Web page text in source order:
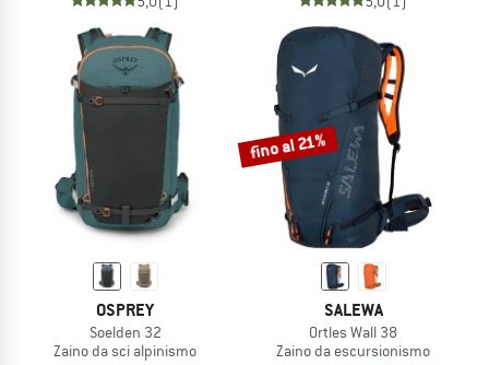
OSPREY
Soelden 32
Zaino da sci alpinismo
fino al 21%
SALEWA
Ortles Wall 38
Zaino da escursionismo